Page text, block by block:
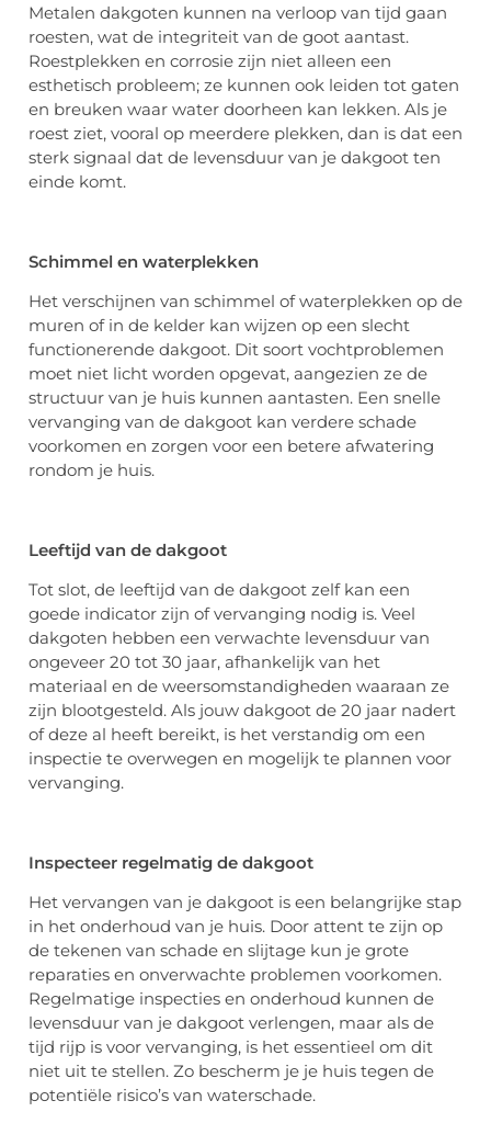
Metalen dakgoten kunnen na verloop van tijd gaan
roesten, wat de integriteit van de goot aantast.
Roestplekken en corrosie zijn niet alleen een
esthetisch probleem; ze kunnen ook leiden tot gaten
en breuken waar water doorheen kan lekken. Als je
roest ziet, vooral op meerdere plekken, dan is dat een
sterk signaal dat de levensduur van je dakgoot ten
einde komt.
Schimmel en waterplekken
Het verschijnen van schimmel of waterplekken op de
muren of in de kelder kan wijzen op een slecht
functionerende dakgoot. Dit soort vochtproblemen
moet niet licht worden opgevat, aangezien ze de
structuur van je huis kunnen aantasten. Een snelle
vervanging van de dakgoot kan verdere schade
voorkomen en zorgen voor een betere afwatering
rondom je huis.
Leeftijd van de dakgoot
Tot slot, de leeftijd van de dakgoot zelf kan een
goede indicator zijn of vervanging nodig is. Veel
dakgoten hebben een verwachte levensduur van
ongeveer 20 tot 30 jaar, afhankelijk van het
materiaal en de weersomstandigheden waaraan ze
zijn blootgesteld. Als jouw dakgoot de 20 jaar nadert
of deze al heeft bereikt, is het verstandig om een
inspectie te overwegen en mogelijk te plannen voor
vervanging.
Inspecteer regelmatig de dakgoot
Het vervangen van je dakgoot is een belangrijke stap
in het onderhoud van je huis. Door attent te zijn op
de tekenen van schade en slijtage kun je grote
reparaties en onverwachte problemen voorkomen.
Regelmatige inspecties en onderhoud kunnen de
levensduur van je dakgoot verlengen, maar als de
tijd rijp is voor vervanging, is het essentieel om dit
niet uit te stellen. Zo bescherm je je huis tegen de
potentiële risico’s van waterschade.